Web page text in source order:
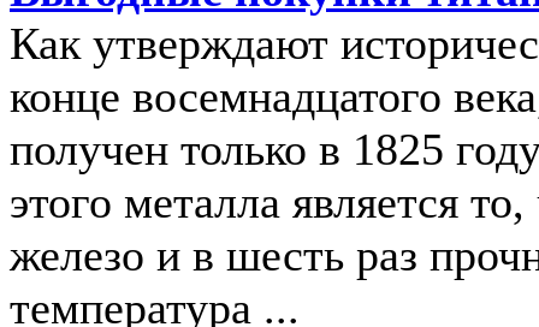
Как утверждают
конце восемнадцатого
получен только в 1825
этого металла является
железо и в шесть раз
температура ...